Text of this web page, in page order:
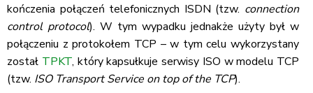
kończenia połączeń telefonicznych ISDN (tzw. connection
control protocol). W tym wypadku jednakże użyty był w
połączeniu z protokołem TCP – w tym celu wykorzystany
został TPKT, który kapsułkuje serwisy ISO w modelu TCP
(tzw. ISO Transport Service on top of the TCP).